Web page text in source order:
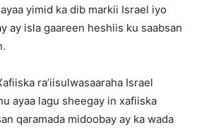
yimid ka dib markii Israel iyo
ay isla gaareen heshiis ku saabsan
ra’iisulwasaaraha Israel
ayaa lagu sheegay in xafiiska
qaramada midoobay ay ka wada